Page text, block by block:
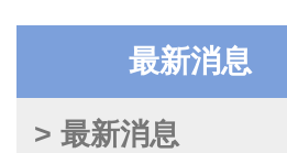
最新消息
> 最新消息